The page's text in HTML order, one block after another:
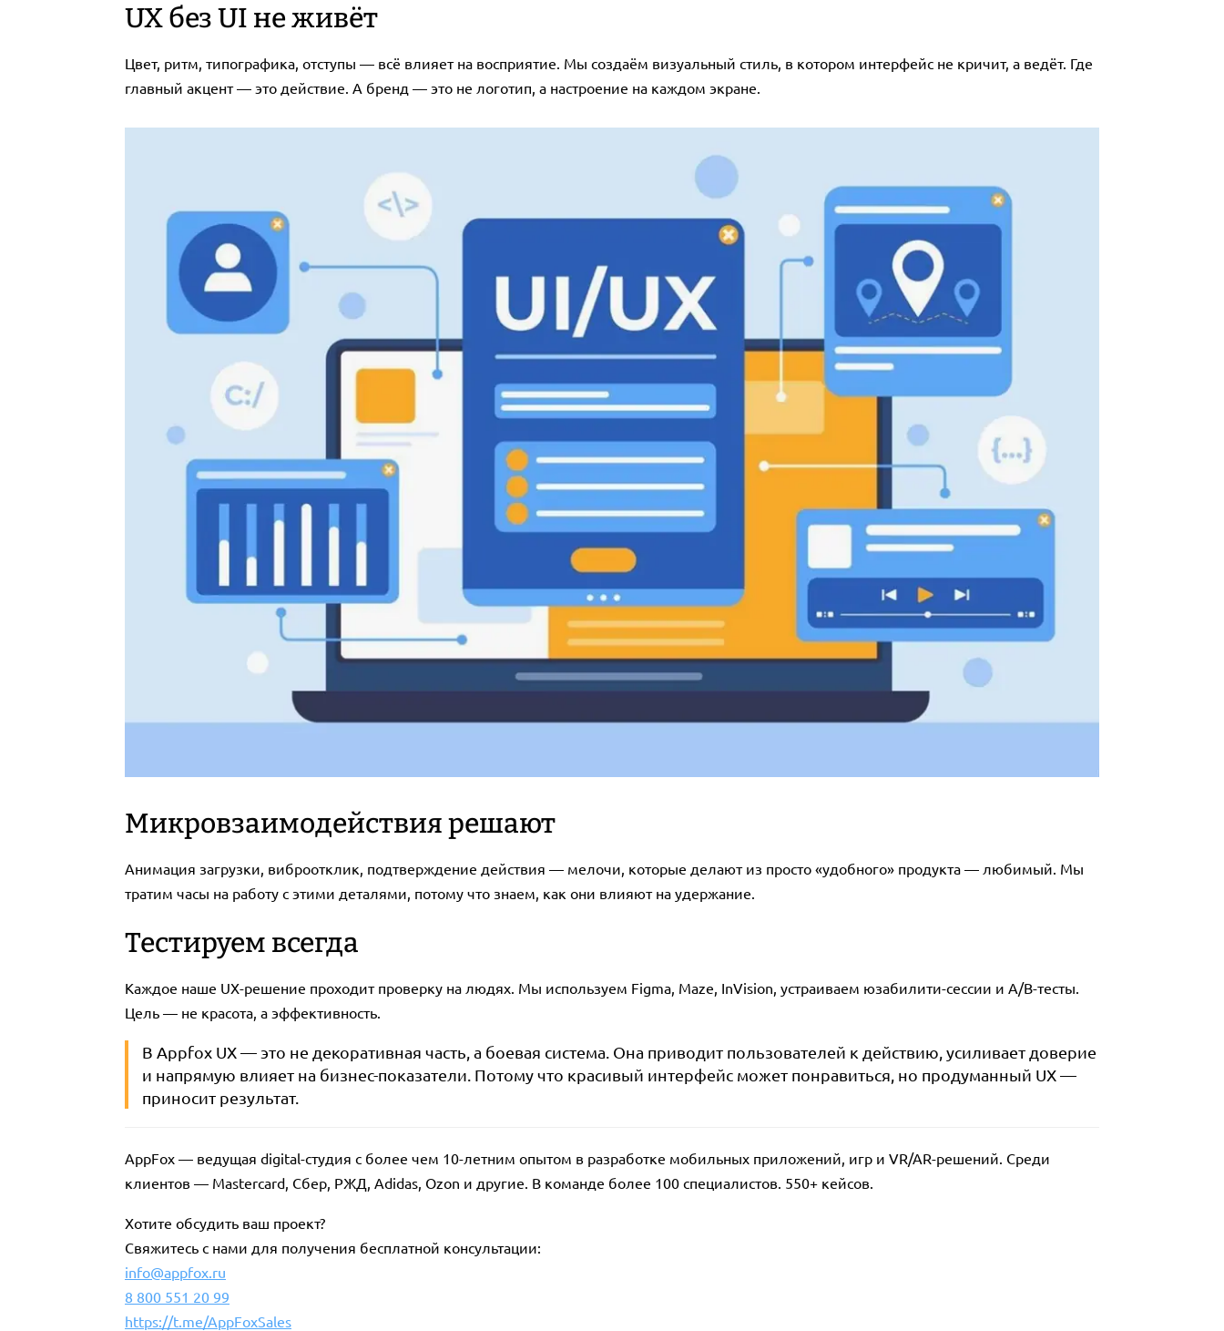
UX без UI не живёт
Цвет, ритм, типографика, отступы — всё влияет на восприятие. Мы создаём визуальный стиль, в котором интерфейс не кричит, а ведёт. Где
главный акцент — это действие. А бренд — это не логотип, а настроение на каждом экране.
Микровзаимодействия решают
Анимация загрузки, виброотклик, подтверждение действия — мелочи, которые делают из просто «удобного» продукта — любимый. Мы
тратим часы на работу с этими деталями, потому что знаем, как они влияют на удержание.
Тестируем всегда
Каждое наше UX-решение проходит проверку на людях. Мы используем Figma, Maze, InVision, устраиваем юзабилити-сессии и A/B-тесты.
Цель — не красота, а эффективность.
В Appfox UX — это не декоративная часть, а боевая система. Она приводит пользователей к действию, усиливает доверие
и напрямую влияет на бизнес-показатели. Потому что красивый интерфейс может понравиться, но продуманный UX —
приносит результат.
AppFox — ведущая digital-студия с более чем 10-летним опытом в разработке мобильных приложений, игр и VR/AR-решений. Среди
клиентов — Mastercard, Сбер, РЖД, Adidas, Ozon и другие. В команде более 100 специалистов. 550+ кейсов.
Хотите обсудить ваш проект?
Свяжитесь с нами для получения бесплатной консультации:
info@appfox.ru
8 800 551 20 99
https://t.me/AppFoxSales